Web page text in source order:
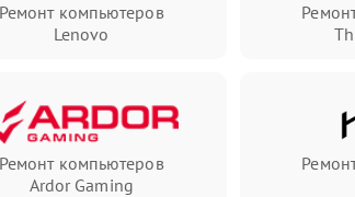
Ремонт компьютеров
Lenovo
Ремонт компьютеров
Ardor Gaming